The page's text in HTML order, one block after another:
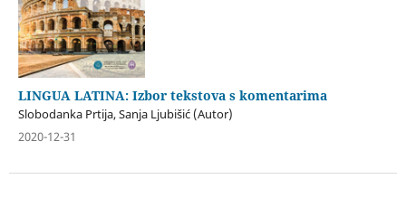
LINGUA LATINA: Izbor tekstova s komentarima
Slobodanka Prtija, Sanja Ljubišić (Autor)
2020-12-31